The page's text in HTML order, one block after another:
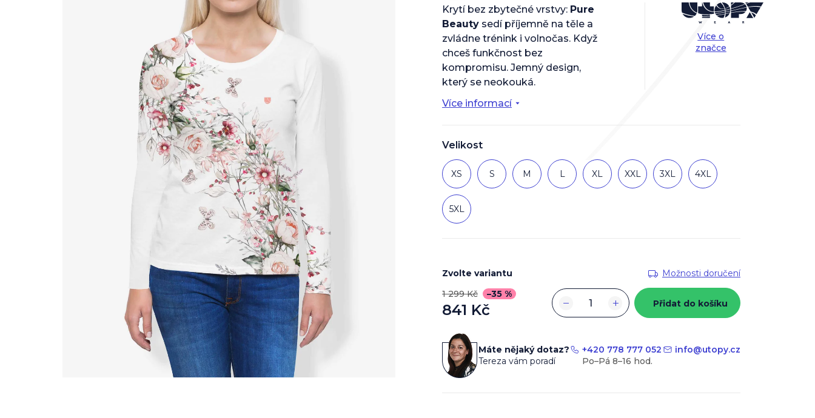
Velikost
XS S M L XL XXL 3XL 4XL
5XL
Více informací
Krytí bez zbytečné vrstvy: Pure
Beauty sedí příjemně na těle a
zvládne trénink i volnočas. Když
chceš funkčnost bez
kompromisu. Jemný design,
který se neokouká.
Více o
značce
Zvolte variantu
Možnosti doručení
1 299 Kč
–35 %
841 Kč
cena:
+
− Přidat do košíku
0,0
z
5
hvězdiček.
Máte nějaký dotaz?
Tereza vám poradí
+420 778 777 052 info@utopy.cz